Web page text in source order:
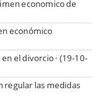
economico de
económico
el divorcio · (19-10-
regular las medidas